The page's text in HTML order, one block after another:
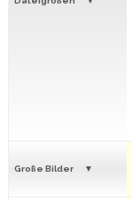
Große Bilder